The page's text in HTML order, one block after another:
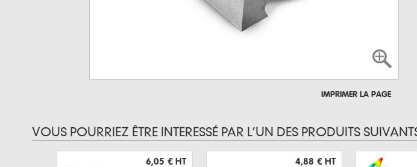
IMPRIMER LA PAGE
VOUS POURRIEZ ÊTRE INTERESSÉ PAR L’UN DES PRODUITS
6,05 € HT 4,88 € HT